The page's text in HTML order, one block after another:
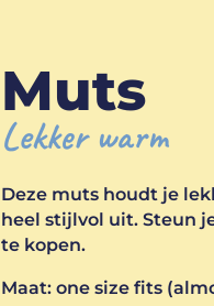
Muts
Lekker warm
Deze muts houdt je
heel stijlvol uit. Steun
te kopen.
Maat: one size fits